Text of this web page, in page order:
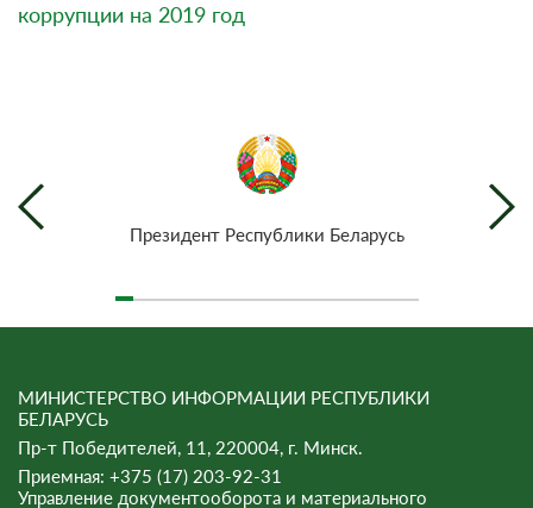
коррупции на 2019 год
Президент Республики Беларусь
МИНИСТЕРСТВО ИНФОРМАЦИИ РЕСПУБЛИКИ
БЕЛАРУСЬ
Пр-т Победителей, 11, 220004, г. Минск.
Приемная: +375 (17) 203-92-31
Управление документооборота и материального